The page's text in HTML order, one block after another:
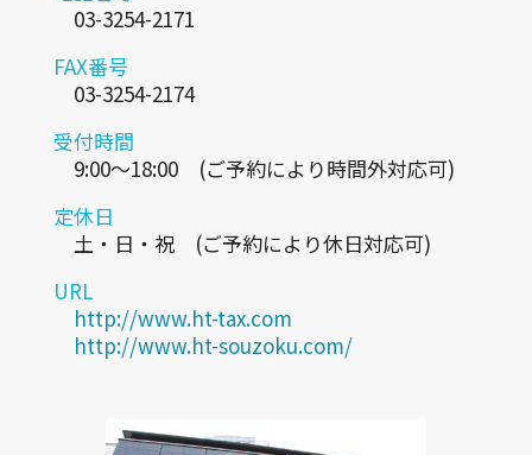
03-3254-2171
FAX番号
03-3254-2174
受付時間
9:00～18:00 (ご予約により時間外対応可)
定休日
土・日・祝 (ご予約により休日対応可)
URL
http://www.ht-tax.com
http://www.ht-souzoku.com/